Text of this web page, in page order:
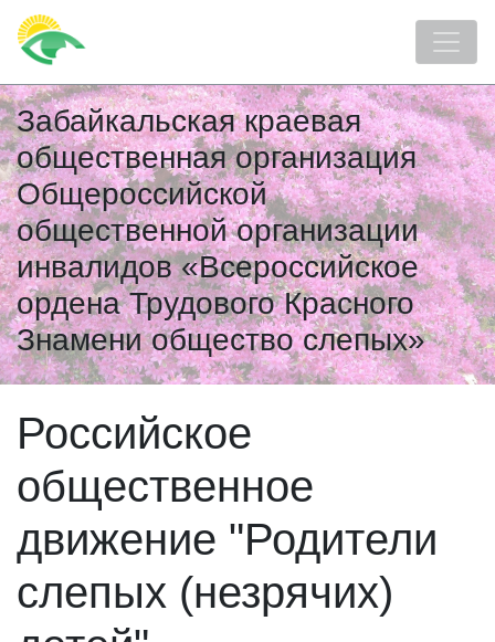
Забайкальская краевая
общественная организация
Общероссийской
общественной организации
инвалидов «Всероссийское
ордена Трудового Красного
Знамени общество слепых»
Российское
общественное
движение "Родители
слепых (незрячих)